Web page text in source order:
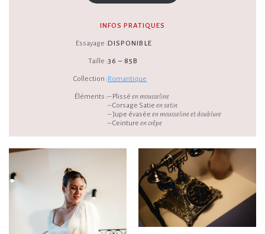
INFOS PRATIQUES
Essayage :
Taille :
Collection :
Éléments :
DISPONIBLE
36 – 85B
Romantique
– Plisséen mousseline
– Corsage Satieen satin
– Jupe évaséeen mousseline et doublure
– Ceintureen crêpe